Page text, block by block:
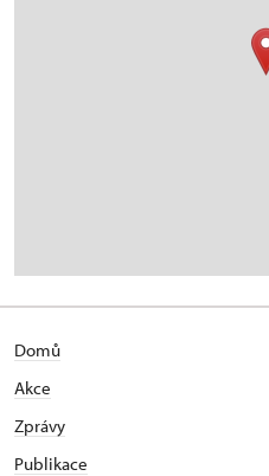
Domů
Akce
Zprávy
Publikace